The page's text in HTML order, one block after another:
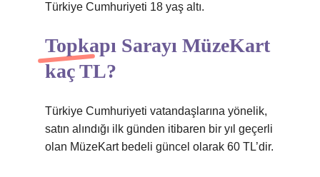
Türkiye Cumhuriyeti 18 yaş altı.
Topkapı Sarayı MüzeKart
kaç TL?
Türkiye Cumhuriyeti vatandaşlarına yönelik,
satın alındığı ilk günden itibaren bir yıl geçerli
olan MüzeKart bedeli güncel olarak 60 TL’dir.